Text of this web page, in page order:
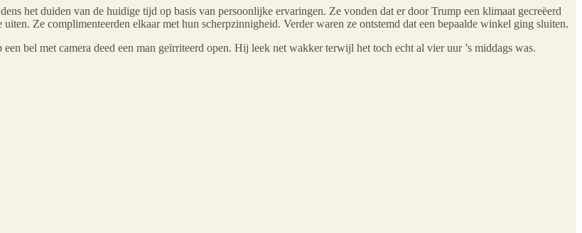
het duiden van de huidige tijd op basis van persoonlijke ervaringen. Ze vonden dat er door Trump een klimaat gecreëerd
Ze complimenteerden elkaar met hun scherpzinnigheid. Verder waren ze ontstemd dat een bepaalde winkel ging sluiten.
bel met camera deed een man geïrriteerd open. Hij leek net wakker terwijl het toch echt al vier uur ’s middags was.